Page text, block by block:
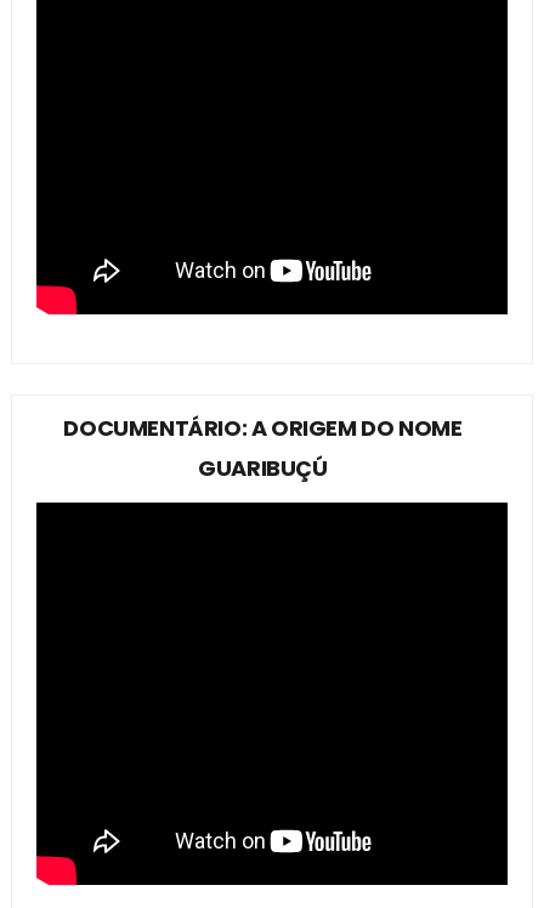
DOCUMENTÁRIO: A ORIGEM DO NOME
GUARIBUÇÚ